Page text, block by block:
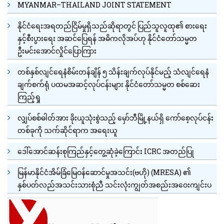
MYANMAR–THAILAND JOINT STATEMENT
နိုင်ငံရေးအရတည်ငြိမ်မှုရှိသည်ဆိုရာတွင် ပြည်သူလူထု၏ စားရေး
နှင့်စီးပွားရေး အဆင်ပြေရန် အဓိကလိုအပ်ဟု နိုင်ငံတော်သမ္မတ
ဦးမင်းအောင်လှိုင်ပြောကြား
တစ်နှစ်လျင်ရေနံစိမ်းတန်ချိန် ၅ သိန်းချက်လုပ်နိုင်မည့် သံလျင်ရေနံ
ချက်စက်ရုံ ပထမအဆင့်လုပ်ငန်းများ နိုင်ငံတော်သမ္မတ စစ်ဆေး
ကြည့်ရှု
လျှပ်စစ်ဓါတ်အား ခိုးယူသုံးစွဲသည့် မှော်ဘီမြို့နယ်ရှိ ကော်စေ့လုပ်ငန်း
တစ်ခုကို သက်ဆိုင်ရာက အရေးယူ
ဒေါ်အောင်ဆန်းစုကြည်နှင့်တွေ့ဆုံခဲ့ကြောင်း ICRC အတည်ပြု
မြန်မာနိုင်ငံအိမ်ခြံမြေဝန်ဆောင်မှုအသင်း(ဗဟို) (MRESA) ၏
နှစ်ပတ်လည်အသင်းသားစုံညီ သင်းလုံးကျွတ်အစည်းအဝေးကျင်းပ